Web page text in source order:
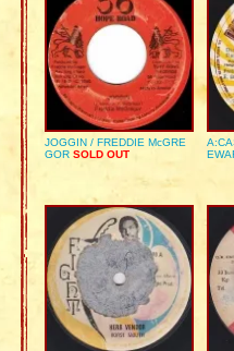
JOGGIN / FREDDIE McGRE
GOR SOLD OUT